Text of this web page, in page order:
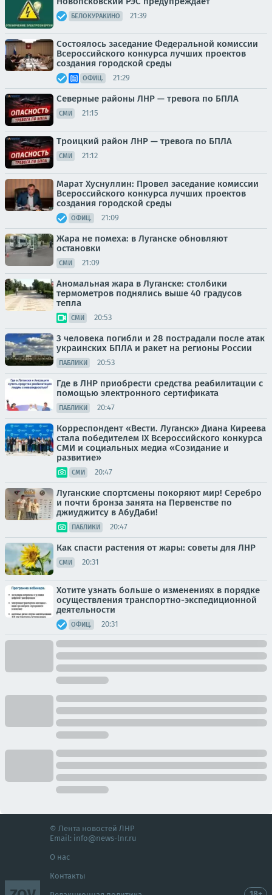
БЕЛОКУРАКИНО 21:39
Состоялось заседание Федеральной комиссии
Всероссийского конкурса лучших проектов
создания городской среды
ОФИЦ. 21:29
Северные районы ЛНР — тревога по БПЛА
СМИ 21:15
Троицкий район ЛНР — тревога по БПЛА
СМИ 21:12
Марат Хуснуллин: Провел заседание комиссии
Всероссийского конкурса лучших проектов
создания городской среды
ОФИЦ. 21:09
Жара не помеха: в Луганске обновляют
остановки
СМИ 21:09
Аномальная жара в Луганске: столбики
термометров поднялись выше 40 градусов
тепла
СМИ 20:53
3 человека погибли и 28 пострадали после атак
украинских БПЛА и ракет на регионы России
ПАБЛИКИ 20:53
Где в ЛНР приобрести средства реабилитации с
помощью электронного сертификата
ПАБЛИКИ 20:47
Корреспондент «Вести. Луганск» Диана Киреева
стала победителем IX Всероссийского конкурса
СМИ и социальных медиа «Созидание и
развитие»
СМИ 20:47
Луганские спортсмены покоряют мир! Серебро
и почти бронза занята на Первенстве по
джиуджитсу в АбуДаби!
ПАБЛИКИ 20:47
Как спасти растения от жары: советы для ЛНР
СМИ 20:31
Хотите узнать больше о изменениях в порядке
осуществления транспортно-экспедиционной
деятельности
ОФИЦ. 20:31
© Лента новостей ЛНР
Email: info@news-lnr.ru
О нас
Контакты